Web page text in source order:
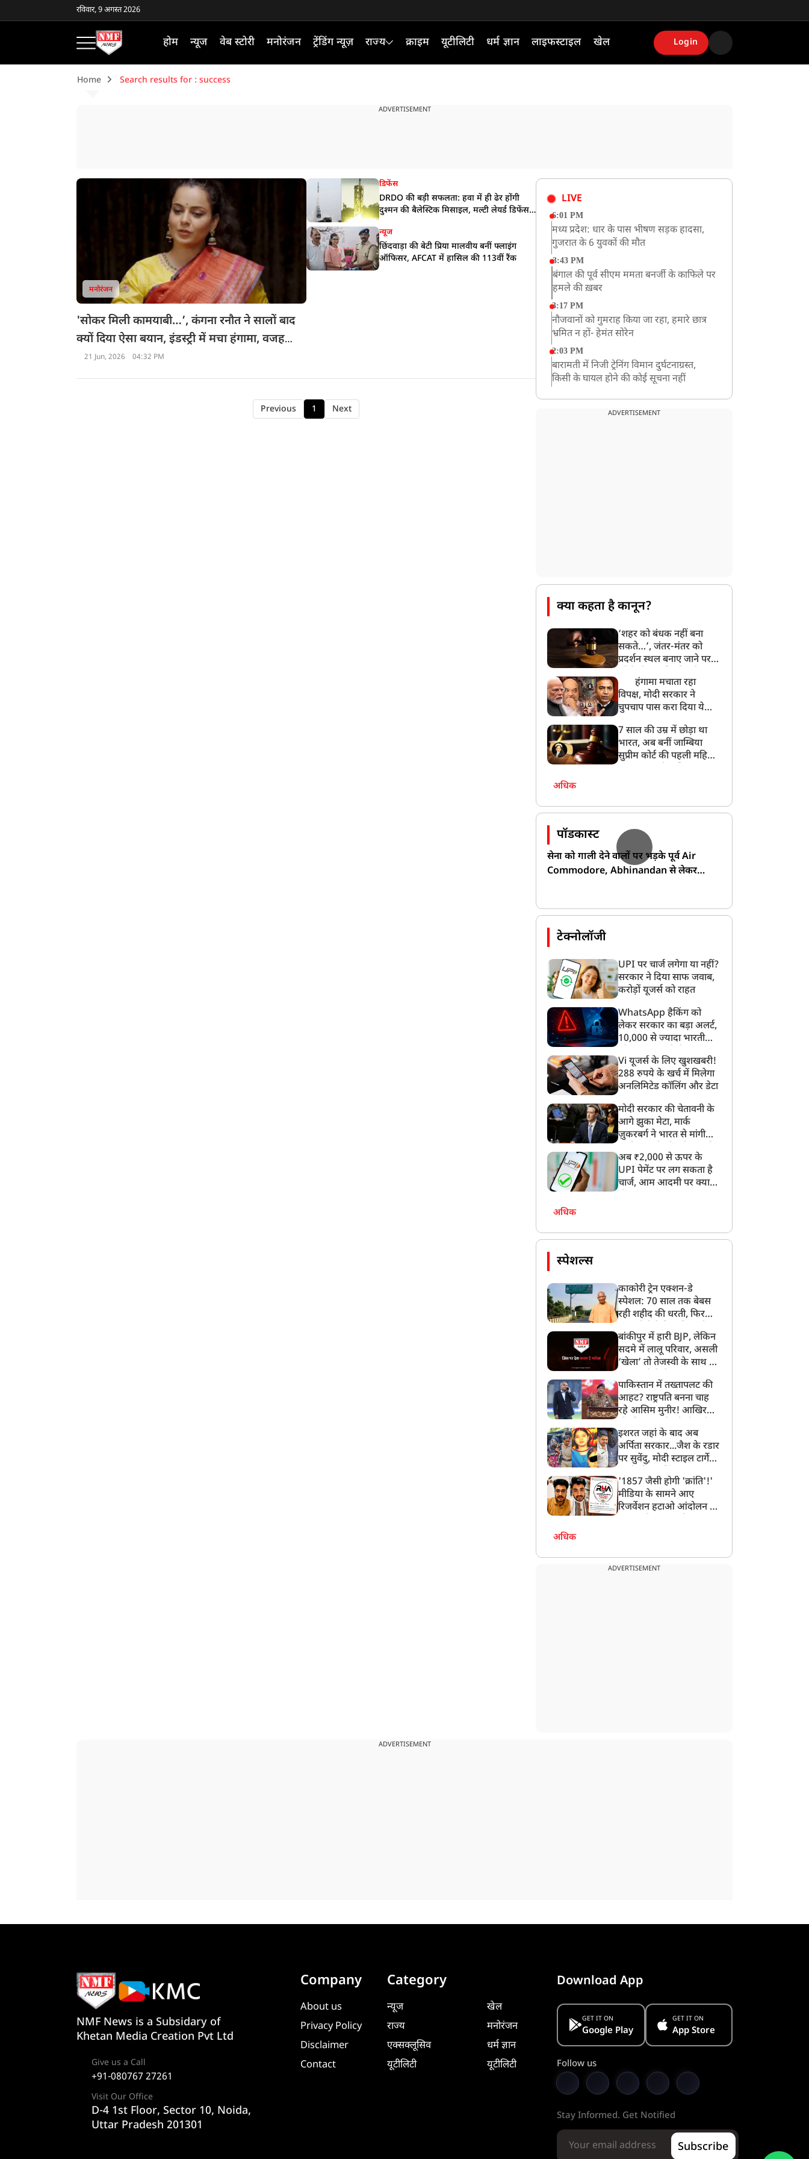
रविवार, 9 अगस्त 2026
होम न्यूज वेब स्टोरी मनोरंजन ट्रेंडिंग न्यूज़ राज्य क्राइम यूटीलिटी धर्म ज्ञान लाइफस्टाइल खेल Login
Home Search results for : success
ADVERTISEMENT
मनोरंजन
'सोकर मिली कामयाबी…’, कंगना रनौत ने सालों बाद
क्यों दिया ऐसा बयान, इंडस्ट्री में मचा हंगामा, वजह
जानकर चौंक जाएंगे
21 Jun, 2026 04:32 PM
डिफेंस
DRDO की बड़ी सफलता: हवा में ही ढेर होंगी
दुश्मन की बैलेस्टिक मिसाइल, मल्टी लेयर्ड डिफेंस
सिस्टम का सफल टेस्ट
न्यूज
छिंदवाड़ा की बेटी प्रिया मालवीय बनीं फ्लाइंग
ऑफिसर, AFCAT में हासिल की 113वीं रैंक
Previous 1 Next
LIVE
6:01 PM
मध्य प्रदेश: धार के पास भीषण सड़क हादसा,
गुजरात के 6 युवकों की मौत
3:43 PM
बंगाल की पूर्व सीएम ममता बनर्जी के काफिले पर
हमले की ख़बर
3:17 PM
नौजवानों को गुमराह किया जा रहा, हमारे छात्र
भ्रमित न हों- हेमंत सोरेन
2:03 PM
बारामती में निजी ट्रेनिंग विमान दुर्घटनाग्रस्त,
किसी के घायल होने की कोई सूचना नहीं
JPSC परीक्षा विवाद: अनशन पर बैठे छात्र नेता
होगी तीसरे दौर की बातचीत
देशभर में आज से 'हर घर तिरंगा' अभियान,
सीएम योगी लखनऊ में करेंगे यात्रा का शुभारंभ
ADVERTISEMENT
क्या कहता है कानून?
‘शहर को बंधक नहीं बना
सकते…’, जंतर-मंतर को
प्रदर्शन स्थल बनाए जाने पर
पुलिस से मांगा जवाब
हंगामा मचाता रहा
विपक्ष, मोदी सरकार ने
चुपचाप पास करा दिया ये
Upadhyay
7 साल की उम्र में छोड़ा था
भारत, अब बनीं जाम्बिया
सुप्रीम कोर्ट की पहली महिला
अधिक
पॉडकास्ट
सेना को गाली देने वालों पर भड़के पूर्व Air
Commodore, Abhinandan से लेकर
टेक्नोलॉजी
UPI पर चार्ज लगेगा या नहीं?
सरकार ने दिया साफ जवाब,
करोड़ों यूजर्स को राहत
WhatsApp हैकिंग को
लेकर सरकार का बड़ा अलर्ट,
10,000 से ज्यादा भारतीयों
गया
Vi यूजर्स के लिए खुशखबरी!
288 रुपये के खर्च में मिलेगा
अनलिमिटेड कॉलिंग और डेटा
मोदी सरकार की चेतावनी के
आगे झुका मेटा, मार्क
ज़ुकरबर्ग ने भारत से मांगी
अब ₹2,000 से ऊपर के
UPI पेमेंट पर लग सकता है
चार्ज, आम आदमी पर क्या
अधिक
स्पेशल्स
काकोरी ट्रेन एक्शन-डे
स्पेशल: 70 साल तक बेबस
रही शहीद की धरती, फिर
पीढ़ियों का दर्द
बांकीपुर में हारी BJP, लेकिन
सदमे में लालू परिवार, असली
‘खेला’ तो तेजस्वी के साथ हो
पाकिस्तान में तख्तापलट की
आहट? राष्ट्रपति बनना चाह
रहे आसिम मुनीर! आखिर
बनाया मोहरा?
इशरत जहां के बाद अब
अर्पिता सरकार...जैश के रडार
पर सुवेंदु, मोदी स्टाइल टार्गेट
बड़ा एक्शन!
'1857 जैसी होगी 'क्रांति'!'
मीडिया के सामने आए
रिजर्वेशन हटाओ आंदोलन के
अधिक
ADVERTISEMENT
ADVERTISEMENT
NMF News is a Subsidary of
Khetan Media Creation Pvt Ltd
Give us a Call
+91-080767 27261
Visit Our Office
D-4 1st Floor, Sector 10, Noida,
Uttar Pradesh 201301
Company
About us
Privacy Policy
Disclaimer
Contact
Category
न्यूज
राज्य
एक्सक्लूसिव
यूटीलिटी
खेल
मनोरंजन
धर्म ज्ञान
यूटीलिटी
Download App
GET IT ON
Google Play
GET IT ON
App Store
Follow us
Stay Informed. Get Notified
Subscribe